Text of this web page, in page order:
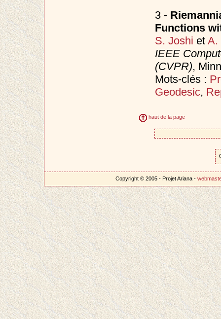
3 -
Functions
S. Joshi et A.
IEEE
(CVPR),
Mots-clés :
Geodesic,
haut de la page
Copyright © 2005 - Projet Ariana -